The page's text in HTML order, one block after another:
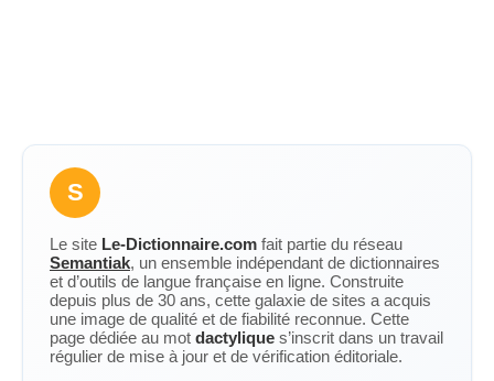
S
Le site Le-Dictionnaire.com fait partie du réseau
Semantiak, un ensemble indépendant de dictionnaires
et d’outils de langue française en ligne. Construite
depuis plus de 30 ans, cette galaxie de sites a acquis
une image de qualité et de fiabilité reconnue. Cette
page dédiée au mot dactylique s’inscrit dans un travail
régulier de mise à jour et de vérification éditoriale.